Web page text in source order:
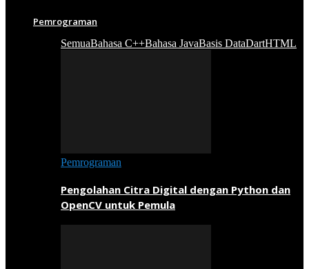
Pemrograman
SemuaBahasa C++Bahasa JavaBasis DataDartHTML
Pemrograman
Pengolahan Citra Digital dengan Python dan
OpenCV untuk Pemula